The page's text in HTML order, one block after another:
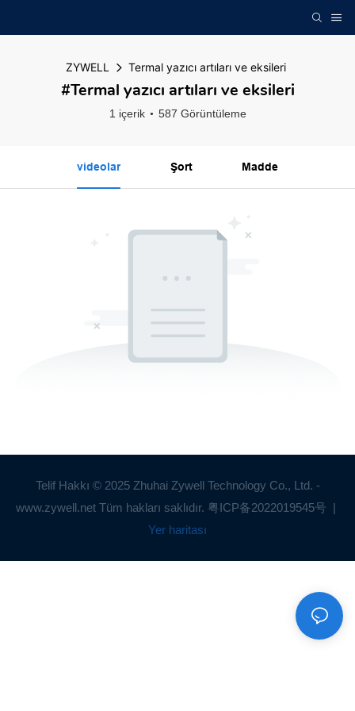
ZYWELL Termal yazıcı artıları ve eksileri
#Termal yazıcı artıları ve eksileri
1 içerik 587 Görüntüleme
videolar Şort Madde
Telif Hakkı © 2025 Zhuhai Zywell Technology Co., Ltd. -
www.zywell.net Tüm hakları saklıdır. 粤ICP备2022019545号 |
Yer haritası